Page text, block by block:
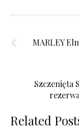
MARLEY
Szczenięta
Related